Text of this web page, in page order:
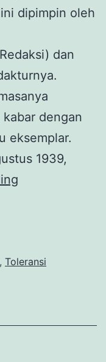
dipimpin oleh
dan
dengan
eksemplar.
1939,
, Toleransi